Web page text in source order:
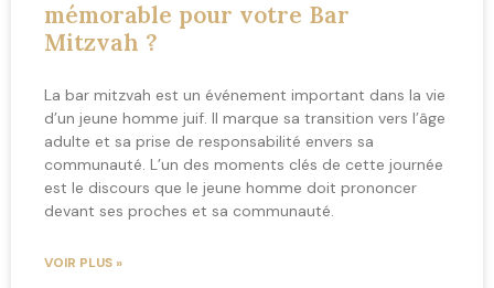
mémorable pour votre Bar
Mitzvah ?
La bar mitzvah est un événement important dans la vie
d’un jeune homme juif. Il marque sa transition vers l’âge
adulte et sa prise de responsabilité envers sa
communauté. L’un des moments clés de cette journée
est le discours que le jeune homme doit prononcer
devant ses proches et sa communauté.
VOIR PLUS »